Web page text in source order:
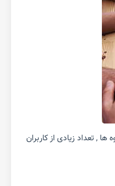
به دلیل وجود شکایت ها و نظرات مختلف درباره عملکرد و وضعیت سایت نیتروبت در گروه تلگرام پلیس بت و سایر گروه ها ٬ تعداد زیادی از کاربران